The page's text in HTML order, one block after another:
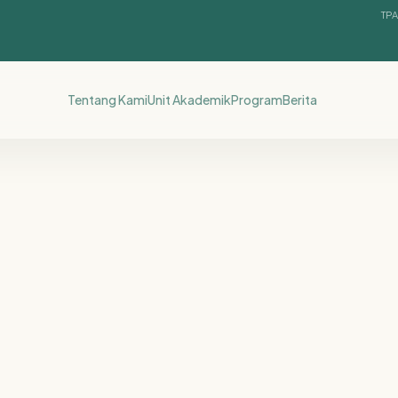
Tentang KamiUnit AkademikProgramBerita